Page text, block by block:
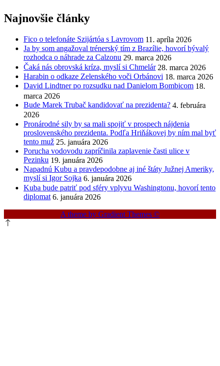
Najnovšie články
Fico o telefonáte Szijártóa s Lavrovom 11. apríla 2026
Ja by som angažoval trénerský tím z Brazílie, hovorí bývalý
rozhodca o náhrade za Calzonu 29. marca 2026
Čaká nás obrovská kríza, myslí si Chmelár 28. marca 2026
Harabin o odkaze Zelenského voči Orbánovi 18. marca 2026
David Lindtner po rozsudku nad Danielom Bombicom 18.
marca 2026
Bude Marek Trubač kandidovať na prezidenta? 4. februára
2026
Pronárodné sily by sa mali spojiť v prospech nájdenia
proslovenského prezidenta. Podľa Hriňákovej by ním mal byť
tento muž 25. januára 2026
Porucha vodovodu zapríčinila zaplavenie časti ulice v
Pezinku 19. januára 2026
Napadnú Kubu a pravdepodobne aj iné štáty Južnej Ameriky,
myslí si Igor Sojka 6. januára 2026
Kuba bude patriť pod sféry vplyvu Washingtonu, hovorí tento
diplomat 6. januára 2026
A theme by Gradient Themes ©